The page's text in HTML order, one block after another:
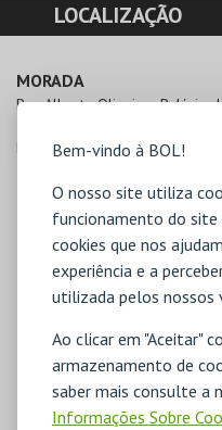
Bem-vindo à BOL!
O nosso site utiliza
funcionamento do site
cookies que nos
experiência e a
utilizada pelos nossos
Ao clicar em "Aceitar"
armazenamento de
saber mais consulte a
Informações Sobre
LOCALIZAÇÃO
MORADA
Rua Alberto Oliveira - Palácio
Direcções para Galerias